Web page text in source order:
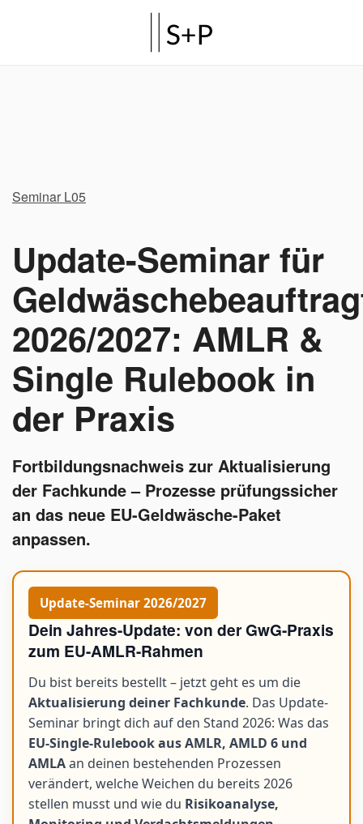
Seminar L05
Update-Seminar für
2026/2027: AMLR &
Single Rulebook in
der Praxis
Fortbildungsnachweis zur Aktualisierung
der Fachkunde – Prozesse prüfungssicher
an das neue EU-Geldwäsche-Paket
anpassen.
Update-Seminar 2026/2027
Dein Jahres-Update: von der GwG-Praxis
zum EU-AMLR-Rahmen
Du bist bereits bestellt – jetzt geht es um die
Aktualisierung deiner Fachkunde. Das Update-
Seminar bringt dich auf den Stand 2026: Was das
EU-Single-Rulebook aus AMLR, AMLD 6 und
AMLAan deinen bestehenden Prozessen
verändert, welche Weichen du bereits 2026
stellen musst und wie du Risikoanalyse,